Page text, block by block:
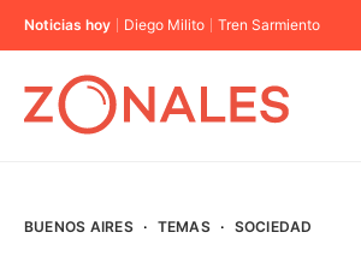
Noticias hoy Diego Milito Tren Sarmiento
BUENOS AIRES · TEMAS · SOCIEDAD